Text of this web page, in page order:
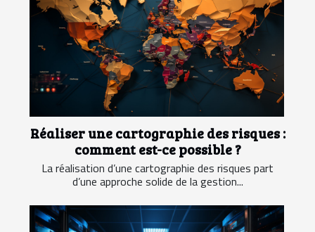
Réaliser une cartographie des risques :
comment est-ce possible ?
La réalisation d’une cartographie des risques part
d’une approche solide de la gestion...